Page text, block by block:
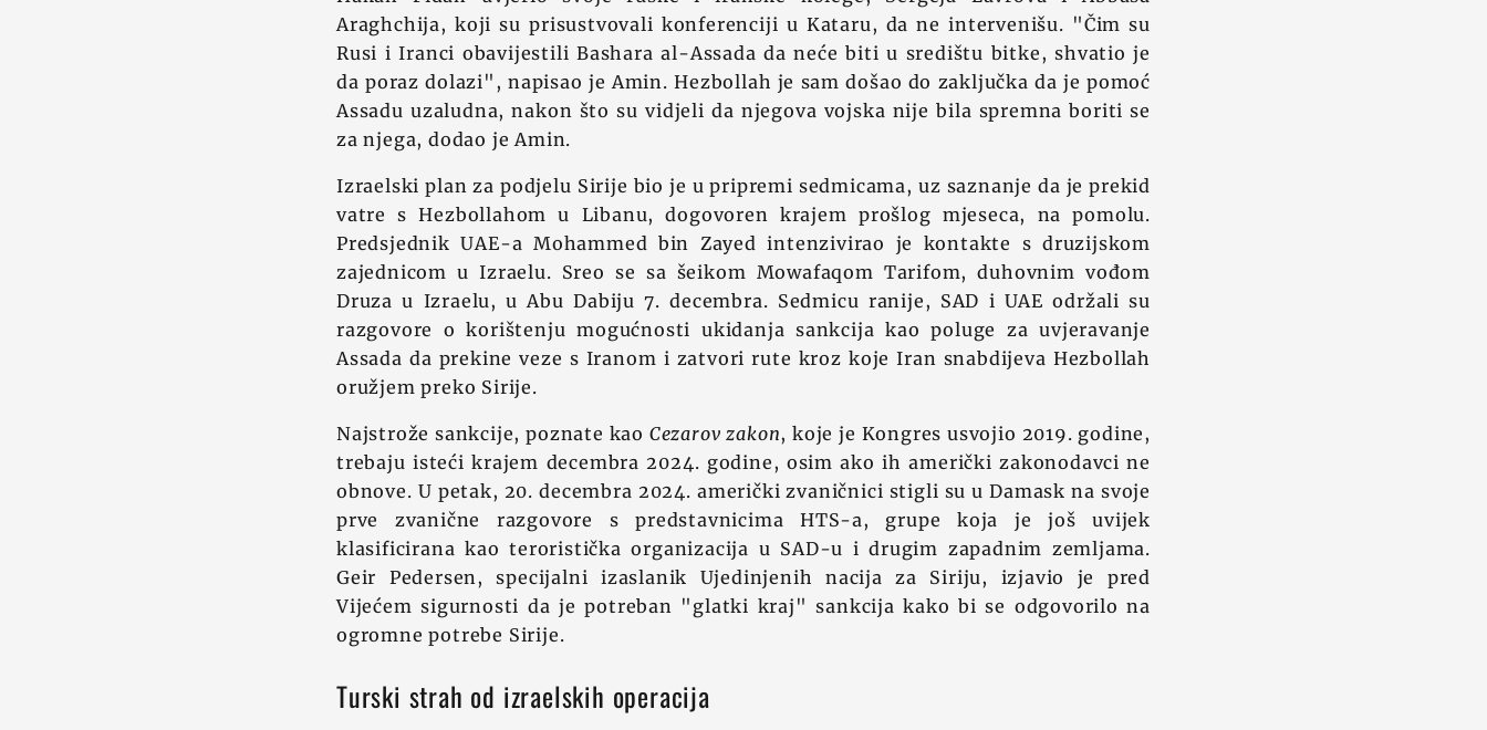
Araghchija, koji su prisustvovali konferenciji u Kataru, da ne intervenišu. "Čim su
Rusi i Iranci obavijestili Bashara al-Assada da neće biti u središtu bitke, shvatio je
da poraz dolazi", napisao je Amin. Hezbollah je sam došao do zaključka da je pomoć
Assadu uzaludna, nakon što su vidjeli da njegova vojska nije bila spremna boriti se
za njega, dodao je Amin.
Izraelski plan za podjelu Sirije bio je u pripremi sedmicama, uz saznanje da je prekid
vatre s Hezbollahom u Libanu, dogovoren krajem prošlog mjeseca, na pomolu.
Predsjednik UAE-a Mohammed bin Zayed intenzivirao je kontakte s druzijskom
zajednicom u Izraelu. Sreo se sa šeikom Mowafaqom Tarifom, duhovnim vođom
Druza u Izraelu, u Abu Dabiju 7. decembra. Sedmicu ranije, SAD i UAE održali su
razgovore o korištenju mogućnosti ukidanja sankcija kao poluge za uvjeravanje
Assada da prekine veze s Iranom i zatvori rute kroz koje Iran snabdijeva Hezbollah
oružjem preko Sirije.
Najstrože sankcije, poznate kao Cezarov zakon, koje je Kongres usvojio 2019. godine,
trebaju isteći krajem decembra 2024. godine, osim ako ih američki zakonodavci ne
obnove. U petak, 20. decembra 2024. američki zvaničnici stigli su u Damask na svoje
prve zvanične razgovore s predstavnicima HTS-a, grupe koja je još uvijek
klasificirana kao teroristička organizacija u SAD-u i drugim zapadnim zemljama.
Geir Pedersen, specijalni izaslanik Ujedinjenih nacija za Siriju, izjavio je pred
Vijećem sigurnosti da je potreban "glatki kraj" sankcija kako bi se odgovorilo na
ogromne potrebe Sirije.
Turski strah od izraelskih operacija